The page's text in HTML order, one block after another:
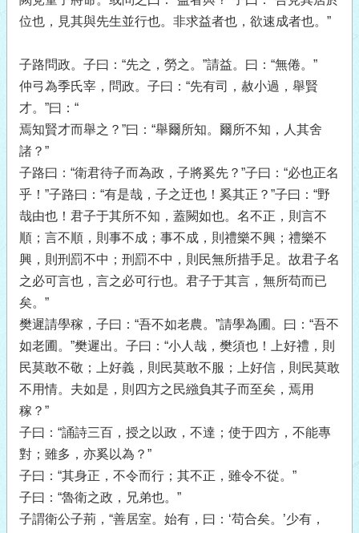
位也，見其與先生並行也。非求益者也，欲速成者也。”
子路問政。子曰：“先之，勞之。”請益。曰：“無倦。”
仲弓為季氏宰，問政。子曰：“先有司，赦小過，舉賢
才。”曰：“
焉知賢才而舉之？”曰：“舉爾所知。爾所不知，人其舍
諸？”
子路曰：“衛君待子而為政，子將奚先？”子曰：“必也正名
乎！”子路曰：“有是哉，子之迂也！奚其正？”子曰：“野
哉由也！君子于其所不知，蓋闕如也。名不正，則言不
順；言不順，則事不成；事不成，則禮樂不興；禮樂不
興，則刑罰不中；刑罰不中，則民無所措手足。故君子名
之必可言也，言之必可行也。君子于其言，無所苟而已
矣。”
樊遲請學稼，子曰：“吾不如老農。”請學為圃。曰：“吾不
如老圃。”樊遲出。子曰：“小人哉，樊須也！上好禮，則
民莫敢不敬；上好義，則民莫敢不服；上好信，則民莫敢
不用情。夫如是，則四方之民繈負其子而至矣，焉用
稼？”
子曰：“誦詩三百，授之以政，不達；使于四方，不能專
對；雖多，亦奚以為？”
子曰：“其身正，不令而行；其不正，雖令不從。”
子曰：“魯衛之政，兄弟也。”
子謂衛公子荊，“善居室。始有，曰：‘苟合矣。’少有，